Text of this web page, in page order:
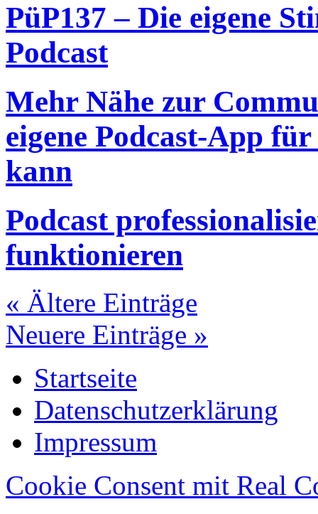
PüP137 – Die eigene
Podcast
Mehr Nähe zur
eigene Podcast-App
kann
Podcast
funktionieren
« Ältere Einträge
Neuere Einträge »
Startseite
Datenschutzerklärung
Impressum
Cookie Consent mit Real